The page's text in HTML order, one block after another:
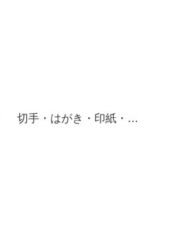
切手・はがき・印紙・レターパック